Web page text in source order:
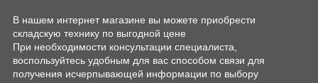
В нашем интернет магазине вы можете приобрести
складскую технику по выгодной цене
При необходимости консультации специалиста,
воспользуйтесь удобным для вас способом связи для
получения исчерпывающей информации по выбору